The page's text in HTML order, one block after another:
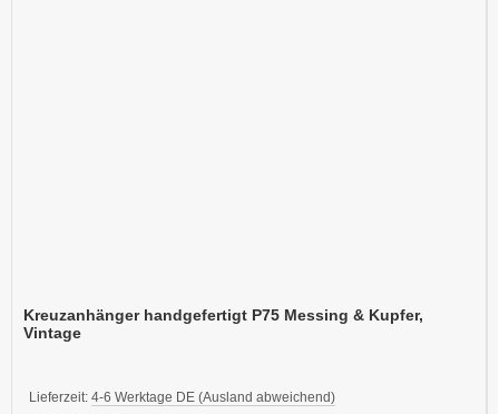
Kreuzanhänger handgefertigt P75 Messing & Kupfer,
Vintage
Lieferzeit: 4-6 Werktage DE (Ausland abweichend)